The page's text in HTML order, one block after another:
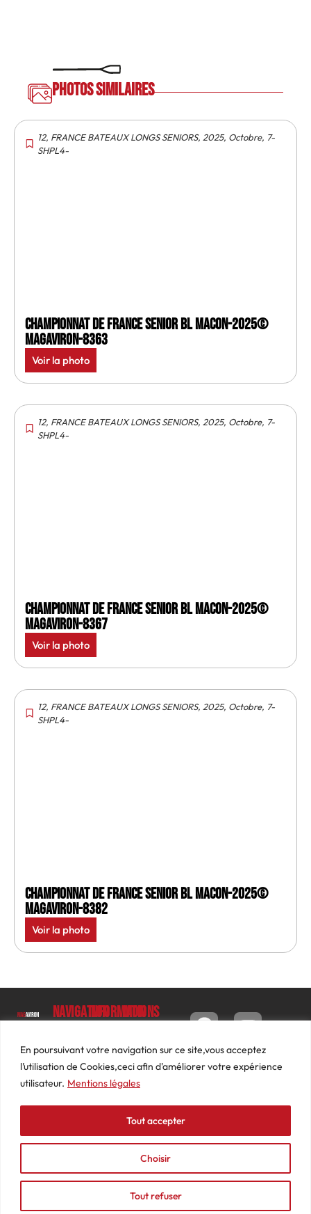
En poursuivant votre navigation sur ce site,vous acceptez
l’utilisation de Cookies,ceci afin d'améliorer votre expérience
utilisateur. Mentions légales
Choisir
Tout refuser
Tout accepter
Photos similaires
12, FRANCE BATEAUX LONGS SENIORS, 2025, Octobre, 7-
SHPL4-
Championnat de France senior BL Macon-2025©
MagAviron-8363
Voir la photo
12, FRANCE BATEAUX LONGS SENIORS, 2025, Octobre, 7-
SHPL4-
Championnat de France senior BL Macon-2025©
MagAviron-8367
Voir la photo
12, FRANCE BATEAUX LONGS SENIORS, 2025, Octobre, 7-
SHPL4-
Championnat de France senior BL Macon-2025©
MagAviron-8382
Voir la photo
Luc
Barbier
69640
74
87
contact@mediasaviron.fr
Navigation
Le
Magazine
Photos
Actualités
Podcasts
Informations
Conditions
générales
de ventes
Mentions
légales
Mon
Tableau
de bord
Commandes
Adresses
Détails
du
compte